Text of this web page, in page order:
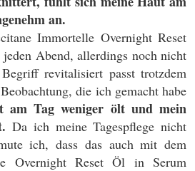
an.
Immortelle Overnight Reset
Abend, allerdings noch nicht
revitalisiert passt trotzdem
die ich gemacht habe
am Tag weniger ölt und mein
Da ich meine Tagespflege nicht
ich, dass das auch mit dem
Overnight Reset Öl in Serum